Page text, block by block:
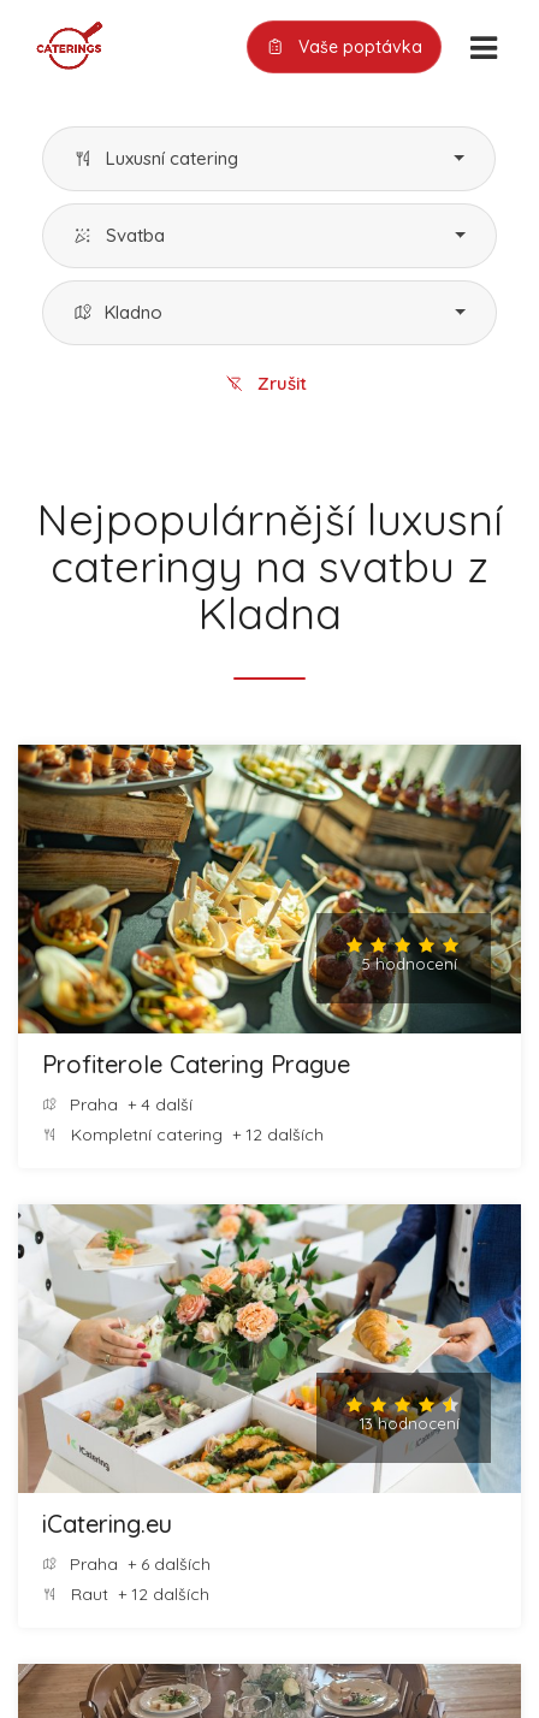
Vaše poptávka
Luxusní catering
Svatba
Kladno
Zrušit
Nejpopulárnější luxusní
cateringy na svatbu z
Kladna
5 hodnocení
Profiterole Catering Prague
Praha + 4 další
Kompletní catering + 12 dalších
13 hodnocení
iCatering.eu
Praha + 6 dalších
Raut + 12 dalších